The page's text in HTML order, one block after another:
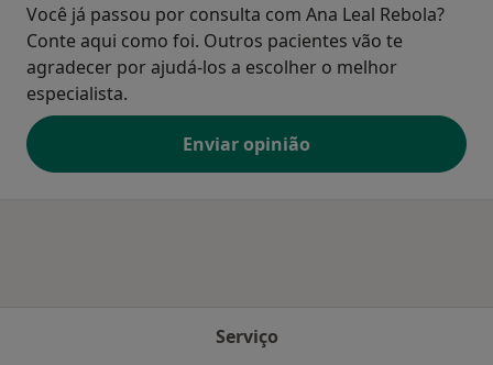
Você já passou por consulta com Ana Leal Rebola?
Conte aqui como foi. Outros pacientes vão te
agradecer por ajudá-los a escolher o melhor
especialista.
Enviar opinião
Serviço